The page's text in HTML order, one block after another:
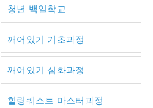
청년 백일학교
깨어있기 기초과정
깨어있기 심화과정
힐링퀘스트 마스터과정